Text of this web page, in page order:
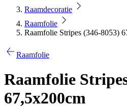
Raamdecoratie
Raamfolie
Raamfolie Stripes (346-8053)
Raamfolie
Raamfolie
67,5x200cm